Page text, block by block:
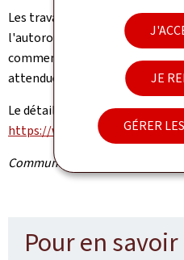
JE
GÉRER
Les travaux préparatifs
l'autoroute étant exécutés
commencement du chantier,
attendues à partir de vendredi
Le détail des fermetures peut
https://www.cita.lu/fr/
Communiqué par
Pour en